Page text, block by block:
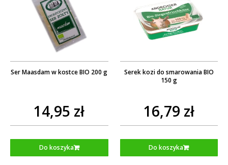
Ser Maasdam w kostce BIO 200 g
14,95 zł
Do koszyka
Serek kozi do smarowania BIO
150 g
16,79 zł
Do koszyka